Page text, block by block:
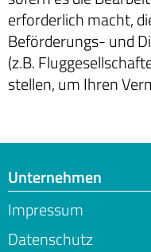
erforderlich macht,
Beförderungs- und
(z.B.
stellen, um Ihren
Unternehmen
Impressum
Datenschutz